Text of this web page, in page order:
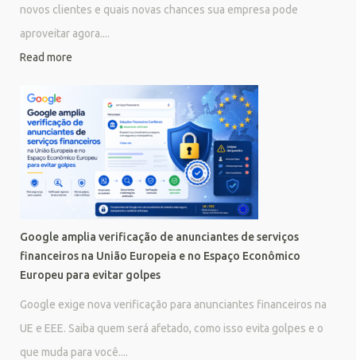
novos clientes e quais novas chances sua empresa pode
aproveitar agora....
Read more
Google amplia verificação de anunciantes de serviços
financeiros na União Europeia e no Espaço Econômico
Europeu para evitar golpes
Google exige nova verificação para anunciantes financeiros na
UE e EEE. Saiba quem será afetado, como isso evita golpes e o
que muda para você....